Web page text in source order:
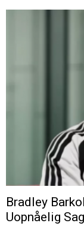
Bradley
Uopnåelig